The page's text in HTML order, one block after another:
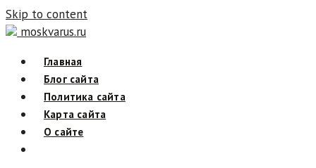
Skip to content
moskvarus.ru
Главная
Блог сайта
Политика сайта
Карта сайта
О сайте